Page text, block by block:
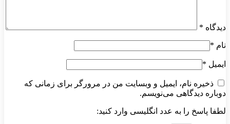
دیدگاه *
نام *
ایمیل *
ذخیره نام، ایمیل و وبسایت من در مرورگر برای زمانی که
دوباره دیدگاهی می‌نویسم.
لطفا پاسخ را به عدد انگلیسی وارد کنید: